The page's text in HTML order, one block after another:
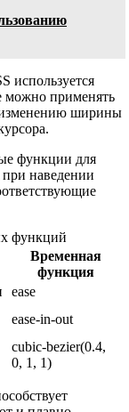
используется
можно применять
изменению ширины
функции для
наведении
функций
Временная
функция
ease
ease-in-out
cubic-bezier(0.4,
0, 1, 1)